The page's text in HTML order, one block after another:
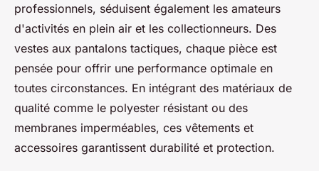
professionnels, séduisent également les amateurs
d'activités en plein air et les collectionneurs. Des
vestes aux pantalons tactiques, chaque pièce est
pensée pour offrir une performance optimale en
toutes circonstances. En intégrant des matériaux de
qualité comme le polyester résistant ou des
membranes imperméables, ces vêtements et
accessoires garantissent durabilité et protection.